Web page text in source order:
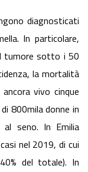
diagnosticati
In particolare,
tumore sotto i 50
la mortalità
vivo cinque
800mila donne in
seno. In Emilia
nel 2019, di cui
del totale). In